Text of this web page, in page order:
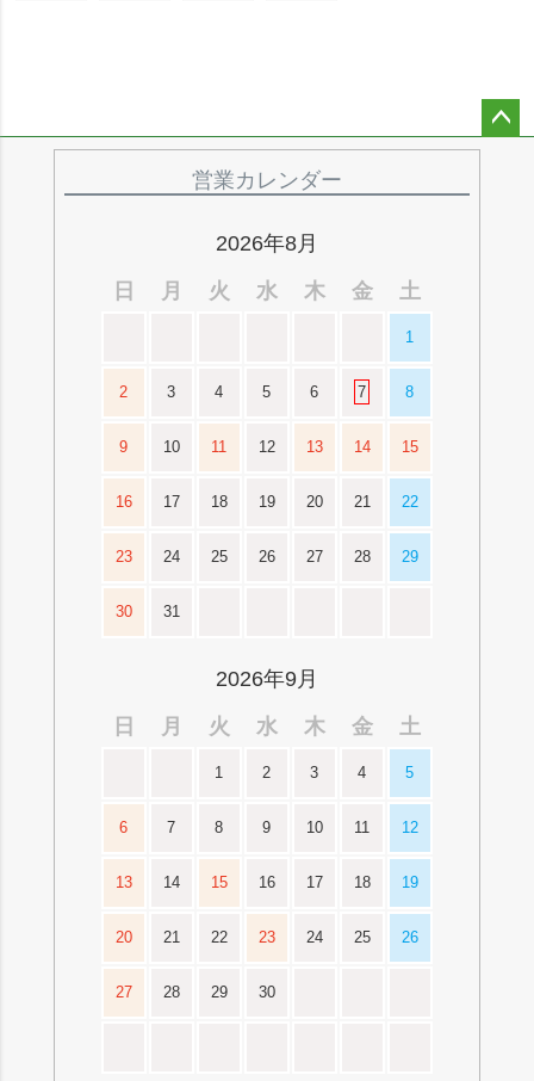
営業カレンダー
2026年8月
日
月 火 水 木 金 土
1
2 3 4 5 6 7 8
9 10 11 12 13 14 15
16 17 18 19 20 21 22
23 24 25 26 27 28 29
30 31
2026年9月
日
月 火 水 木 金 土
1 2 3 4 5
6 7 8 9 10 11 12
13 14 15 16 17 18 19
20 21 22 23 24 25 26
27 28 29 30